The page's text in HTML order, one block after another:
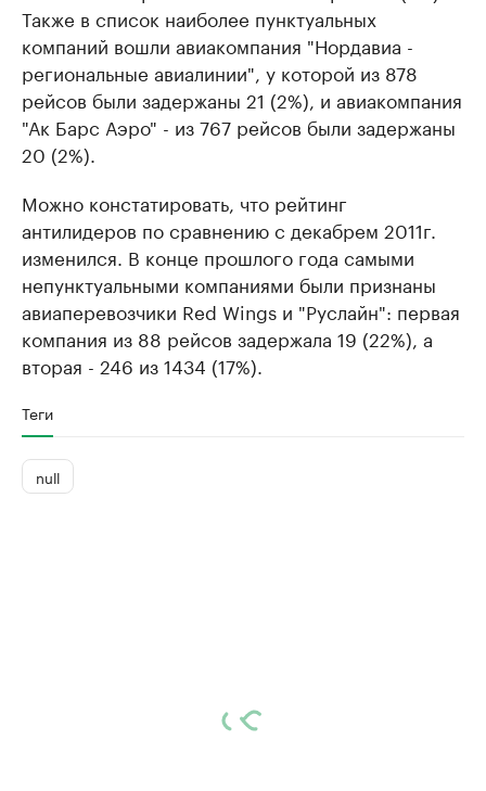
Также в список наиболее пунктуальных
компаний вошли авиакомпания "Нордавиа -
региональные авиалинии", у которой из 878
рейсов были задержаны 21 (2%), и авиакомпания
"Ак Барс Аэро" - из 767 рейсов были задержаны
20 (2%).
Можно констатировать, что рейтинг
антилидеров по сравнению с декабрем 2011г.
изменился. В конце прошлого года самыми
непунктуальными компаниями были признаны
авиаперевозчики Red Wings и "Руслайн": первая
компания из 88 рейсов задержала 19 (22%), а
вторая - 246 из 1434 (17%).
Теги
null